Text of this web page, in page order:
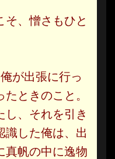
そ、憎さもひと
が出張に行っ
ときのこと。
し、それを引き
識した俺は、出
真帆の中に逸物